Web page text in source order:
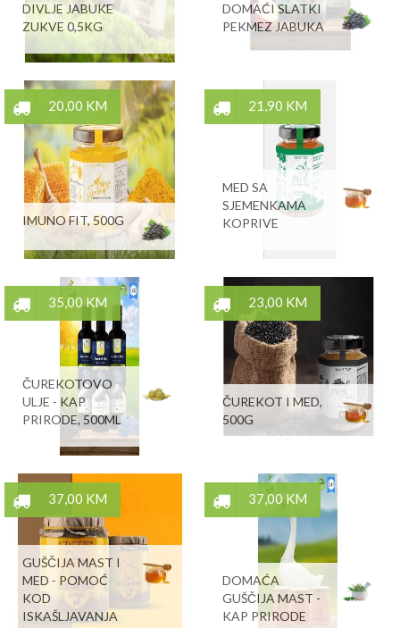
DIVLJE JABUKE
ZUKVE 0,5KG
DOMAĆI SLATKI
PEKMEZ JABUKA
20,00 KM
IMUNO FIT, 500G
21,90 KM
MED SA
SJEMENKAMA
KOPRIVE
35,00 KM
ČUREKOTOVO
ULJE - KAP
PRIRODE, 500ML
23,00 KM
ČUREKOT I MED,
500G
37,00 KM
GUŠČIJA MAST I
MED - POMOĆ
KOD
ISKAŠLJAVANJA
37,00 KM
DOMAĆA
GUŠČIJA MAST -
KAP PRIRODE